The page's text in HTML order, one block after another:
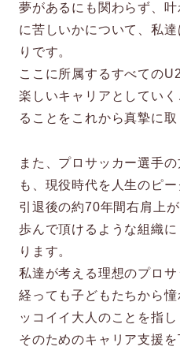
夢があるにも関わらず、
に苦しいかについて、私
りです。
ここに所属するすべての
楽しいキャリアとしてい
ることをこれから真摯に取
また、プロサッカー選手
も、現役時代を人生のピー
引退後の約70年間右肩上
歩んで頂けるような組織
ります。
私達が考える理想のプロ
経っても子どもたちから
ッコイイ大人のことを指し
そのためのキャリア支援